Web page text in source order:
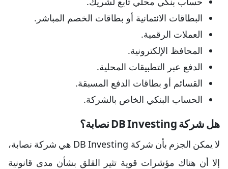
البطاقات الائتمانية أو بطاقات الخصم المباشر.
العملات الرقمية.
المحافظ الإلكترونية.
الدفع عبر التطبيقات المحلية.
القسائم أو بطاقات الدفع المسبقة.
الحساب البنكي الخاص بالشركة.
هل شركة DB Investing نصابة؟
لا يمكن الجزم بأن شركة DB Investing هي شركة نصابة،
إلا أن هناك مؤشرات قوية تثير القلق بشأن مدى قانونية